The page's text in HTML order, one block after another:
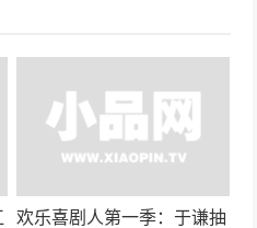
》贾玲、张小斐、曹贺军
欢乐喜剧人第一季：于谦抽